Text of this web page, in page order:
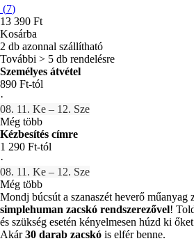
(7)
13 390 Ft
Kosárba
2 db azonnal szállítható
További > 5 db rendelésre
Személyes átvétel
890 Ft-tól
·
08. 11. Ke – 12. Sze
Még több
Kézbesítés címre
1 290 Ft-tól
·
08. 11. Ke – 12. Sze
Még több
Mondj búcsút a szanaszét heverő műanyag
simplehuman zacskó rendszerezővel!
és szükség esetén kényelmesen húzd ki
Akár30 darab zacskó is elfér benne.